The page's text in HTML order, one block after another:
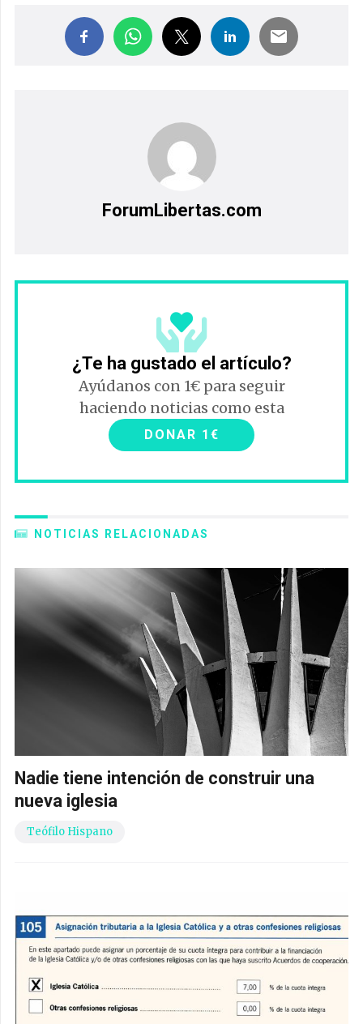
ForumLibertas.com
¿Te ha gustado el artículo?
Ayúdanos con 1€ para seguir
haciendo noticias como esta
DONAR 1€
NOTICIAS RELACIONADAS
Nadie tiene intención de construir una
nueva iglesia
Teófilo Hispano